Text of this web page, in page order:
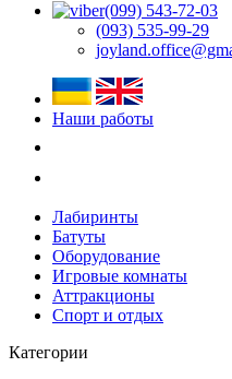
(099) 543-72-03
(093) 535-99-29
Наши работы
Лабиринты
Батуты
Оборудование
Игровые комнаты
Аттракционы
Спорт и отдых
Категории